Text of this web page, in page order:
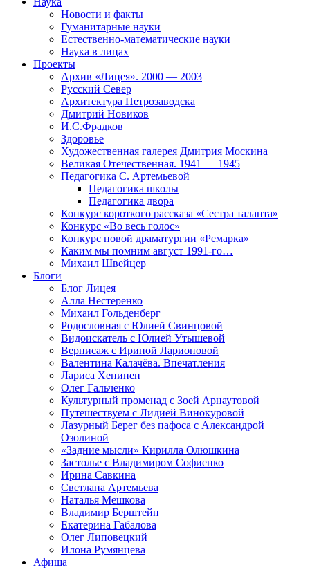
Новости и факты
Гуманитарные науки
Естественно-математические науки
Наука в лицах
Проекты
Архив «Лицея». 2000 — 2003
Русский Север
Архитектура Петрозаводска
Дмитрий Новиков
И.С.Фрадков
Здоровье
Художественная галерея Дмитрия Москина
Великая Отечественная. 1941 — 1945
Педагогика С. Артемьевой
Педагогика школы
Педагогика двора
Конкурс короткого рассказа «Сестра таланта»
Конкурс «Во весь голос»
Конкурс новой драматургии «Ремарка»
Каким мы помним август 1991-го…
Михаил Швейцер
Блоги
Блог Лицея
Алла Нестеренко
Михаил Гольденберг
Родословная с Юлией Свинцовой
Видоискатель с Юлией Утышевой
Вернисаж с Ириной Ларионовой
Валентина Калачёва. Впечатления
Лариса Хенинен
Олег Гальченко
Культурный променад с Зоей Арнаутовой
Путешествуем с Лидией Винокуровой
Лазурный Берег без пафоса с Александрой
Озолиной
«Задние мысли» Кирилла Олюшкина
Застолье с Владимиром Софиенко
Ирина Савкина
Светлана Артемьева
Наталья Мешкова
Владимир Берштейн
Екатерина Габалова
Олег Липовецкий
Илона Румянцева
Афиша